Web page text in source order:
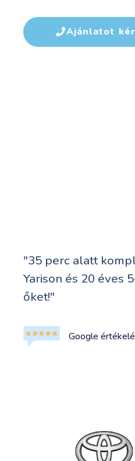
Ajánlatot
"35 perc alatt
Yarison és 20 éves
őket!"
Google